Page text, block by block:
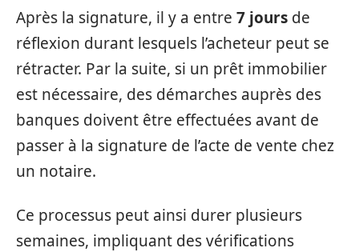
Après la signature, il y a entre 7 jours de
réflexion durant lesquels l’acheteur peut se
rétracter. Par la suite, si un prêt immobilier
est nécessaire, des démarches auprès des
banques doivent être effectuées avant de
passer à la signature de l’acte de vente chez
un notaire.
Ce processus peut ainsi durer plusieurs
semaines, impliquant des vérifications